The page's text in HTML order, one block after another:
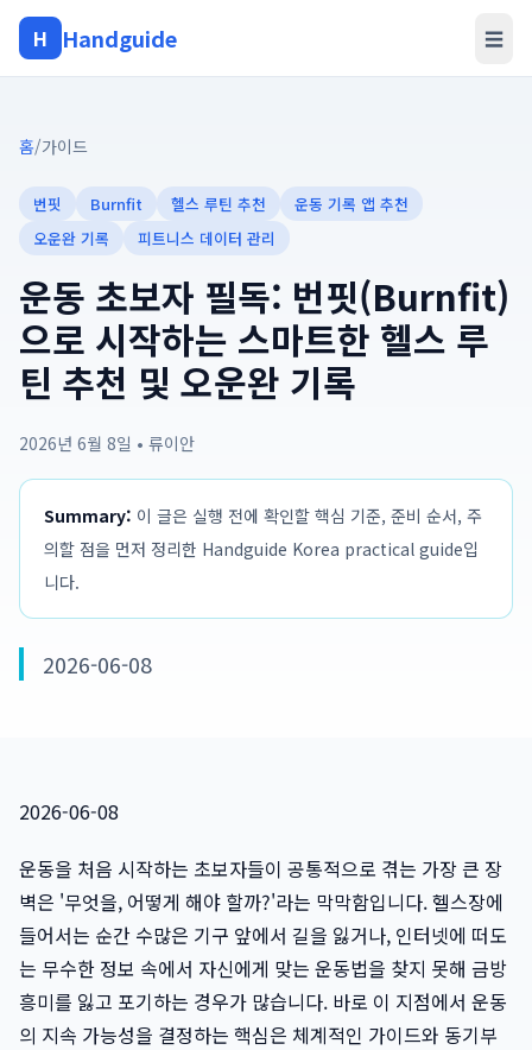
H Handguide ☰
홈/가이드
번핏 Burnfit 헬스 루틴 추천
운동 기록 앱 추천
오운완 기록
피트니스 데이터 관리
운동 초보자 필독: 번핏(Burnfit)
으로 시작하는 스마트한 헬스 루
틴 추천 및 오운완 기록
2026년 6월 8일 • 류이안
Summary: 이 글은 실행 전에 확인할 핵심 기준, 준비 순서, 주
의할 점을 먼저 정리한 Handguide Korea practical guide입
니다.
2026-06-08
2026-06-08
운동을 처음 시작하는 초보자들이 공통적으로 겪는 가장 큰 장
벽은 '무엇을, 어떻게 해야 할까?'라는 막막함입니다. 헬스장에
들어서는 순간 수많은 기구 앞에서 길을 잃거나, 인터넷에 떠도
는 무수한 정보 속에서 자신에게 맞는 운동법을 찾지 못해 금방
흥미를 잃고 포기하는 경우가 많습니다. 바로 이 지점에서 운동
의 지속 가능성을 결정하는 핵심은 체계적인 가이드와 동기부